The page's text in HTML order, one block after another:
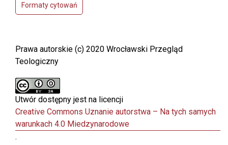
Formaty cytowań
Prawa autorskie (c) 2020 Wrocławski Przegląd
Teologiczny
Utwór dostępny jest na licencji
Creative Commons Uznanie autorstwa – Na tych samych
warunkach 4.0 Miedzynarodowe
.